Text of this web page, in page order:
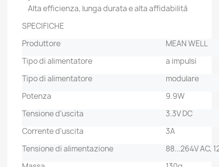
Alta efficienza, lunga durata e alta affidabilità
SPECIFICHE
Produttore
MEAN WELL
Tipo di alimentatore
a impulsi
Tipo di alimentatore
modulare
Potenza
9.9W
Tensione d'uscita
3.3V DC
Corrente d'uscita
3A
Tensione di alimentazione
88...264V AC,